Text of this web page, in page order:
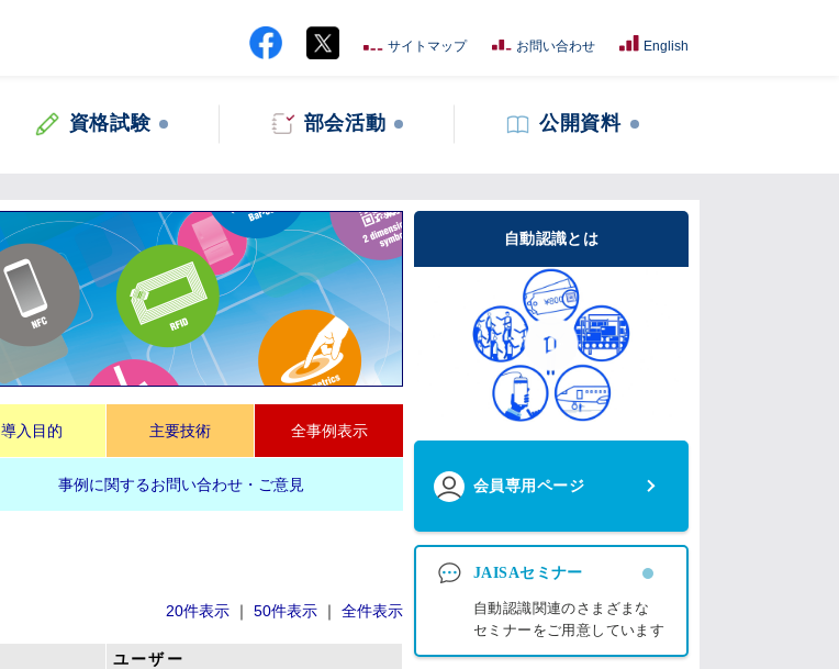
サイトマップ お問い合わせ English
資格試験 部会活動 公開資料
導入目的 主要技術 全事例表示
事例に関するお問い合わせ・ご意見
20件表示 ｜ 50件表示 ｜ 全件表示
ユーザー
自動認識とは
会員専用ページ
JAISAセミナー
自動認識関連のさまざまな
セミナーをご用意しています